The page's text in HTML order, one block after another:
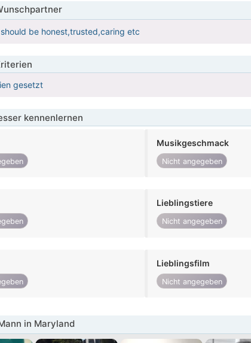
be honest,trusted,caring etc
gesetzt
kennenlernen
Musikgeschmack
Nicht angegeben
Lieblingstiere
Nicht angegeben
Lieblingsfilm
Nicht angegeben
in Maryland